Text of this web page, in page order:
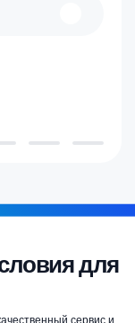
для
сервис и